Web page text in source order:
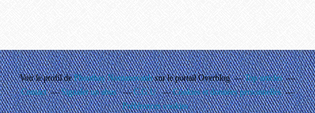
Voir le profil dePhouthay Nontanovanhsur le portail Overblog
Top articles
Contact
Signaler un abus C.G.U.
Cookies et données personnelles
Préférences cookies